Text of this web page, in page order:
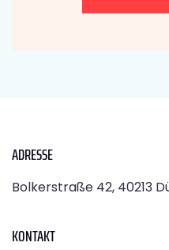
ADRESSE
Bolkerstraße 42, 40213
KONTAKT